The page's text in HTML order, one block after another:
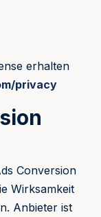
erhalten
privacy
Conversion
Wirksamkeit
Anbieter ist